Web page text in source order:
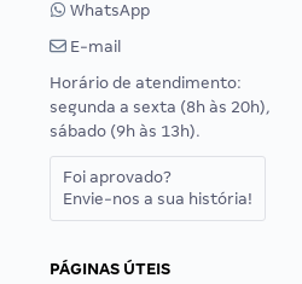
WhatsApp
E-mail
Horário de atendimento:
segunda a sexta (8h às 20h),
sábado (9h às 13h).
Foi aprovado?
Envie-nos a sua história!
PÁGINAS ÚTEIS